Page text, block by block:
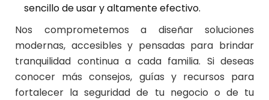
sencillo de usar y altamente efectivo.
Nos comprometemos a diseñar soluciones
modernas, accesibles y pensadas para brindar
tranquilidad continua a cada familia. Si deseas
conocer más consejos, guías y recursos para
fortalecer la seguridad de tu negocio o de tu